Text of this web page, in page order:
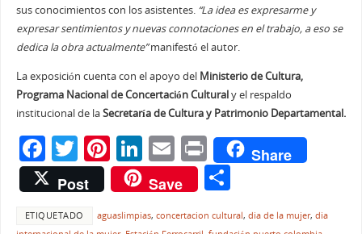
sus conocimientos con los asistentes. “La idea es expresarme y
expresar sentimientos y nuevas connotaciones en el trabajo, a eso se
dedica la obra actualmente”manifestó el autor.
La exposición cuenta con el apoyo del Ministerio de Cultura,
Programa Nacional de Concertación Culturaly el respaldo
institucional de laSecretaría de Cultura y Patrimonio Departamental.
F
a
c
e
T
w
itt
er
Pi
nt
er
e
Li
n
k
e
E
m
ai
l
Pr
in
t
Share
Post
Save C
o
ETIQUETADO aguaslimpias, concertacion cultural, dia de la mujer, dia